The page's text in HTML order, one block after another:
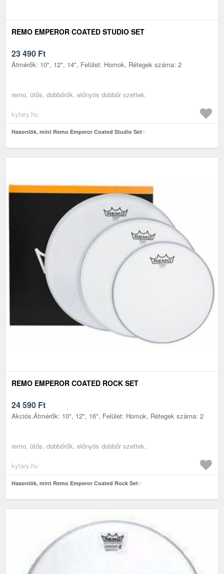
REMO EMPEROR COATED STUDIO SET
23 490 Ft
Átmérők: 10", 12", 14", Felület: Homok, Rétegek száma: 2
remo, ütős, dobbőrők, előnyös dobbőr szettek.
kytary.hu
Hasonlók, mint Remo Emperor Coated Studio Set
REMO EMPEROR COATED ROCK SET
24 590 Ft
Akciós.Átmérők: 10", 12", 16", Felület: Homok, Rétegek száma: 2
remo, ütős, dobbőrők, előnyös dobbőr szettek.
kytary.hu
Hasonlók, mint Remo Emperor Coated Rock Set